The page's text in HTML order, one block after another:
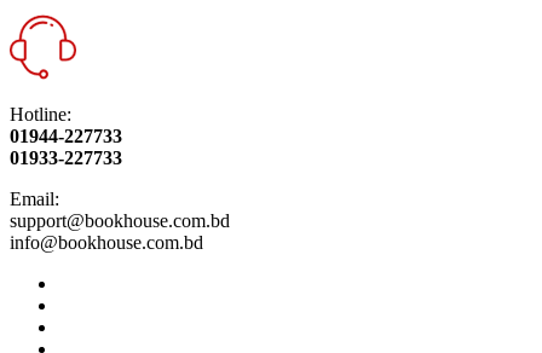
Hotline:
01944-227733
01933-227733
Email:
support@bookhouse.com.bd
info@bookhouse.com.bd